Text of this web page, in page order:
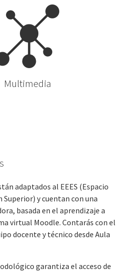
Multimedia
adaptados al EEES (Espacio
Superior) y cuentan con una
basada en el aprendizaje a
virtual Moodle. Contarás con el
docente y técnico desde Aula
garantiza el acceso de